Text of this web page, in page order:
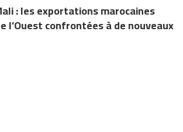
: les exportations marocaines
l’Ouest confrontées à de nouveaux